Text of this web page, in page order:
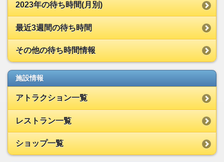
2023年の待ち時間(月別)
最近3週間の待ち時間
その他の待ち時間情報
施設情報
アトラクション一覧
レストラン一覧
ショップ一覧